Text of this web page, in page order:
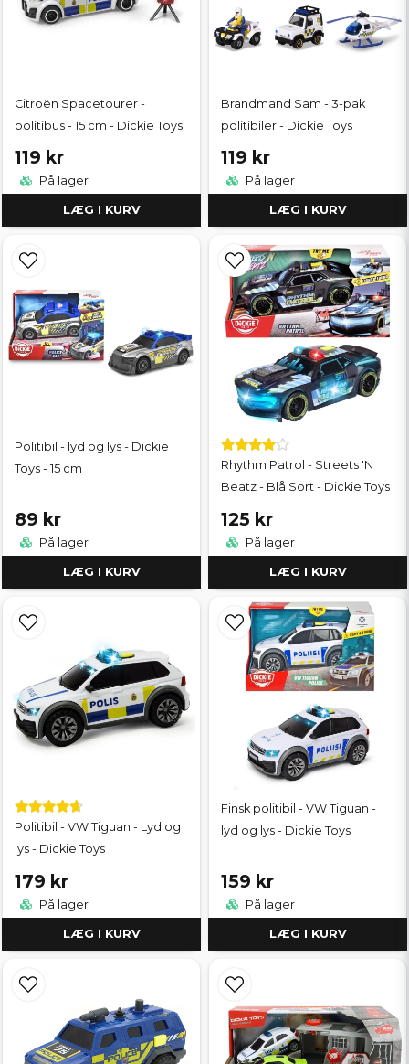
Citroën Spacetourer -
politibus - 15 cm - Dickie Toys
119 kr
På lager
LÆG I KURV
Brandmand Sam - 3-pak
politibiler - Dickie Toys
119 kr
På lager
LÆG I KURV
Politibil - lyd og lys - Dickie
Toys - 15 cm
89 kr
På lager
LÆG I KURV
Rhythm Patrol - Streets 'N
Beatz - Blå Sort - Dickie Toys
125 kr
På lager
LÆG I KURV
Politibil - VW Tiguan - Lyd og
lys - Dickie Toys
179 kr
På lager
LÆG I KURV
Finsk politibil - VW Tiguan -
lyd og lys - Dickie Toys
159 kr
På lager
LÆG I KURV